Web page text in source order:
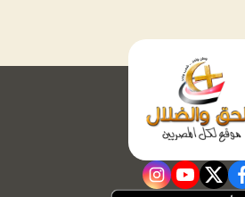
facebook
twitter
youtube
instagram